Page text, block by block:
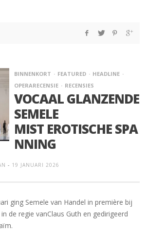
BINNENKORT FEATURED
HEADLINE
OPERARECENSIE
RECENSIES
VOCAAL GLANZENDE
SEMELE
MIST EROTISCHE SPA
NNING
- 19 JANUARI 2026
ging Semele van Handel in première bij
de regie vanClaus Guth en gedirigeerd